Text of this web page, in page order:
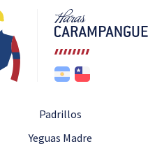
Padrillos
Yeguas Madre